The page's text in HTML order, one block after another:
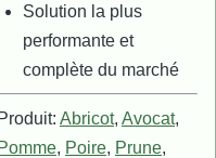
Solution la plus
performante et
complète du marché
Produit: Abricot, Avocat,
Pomme, Poire, Prune,